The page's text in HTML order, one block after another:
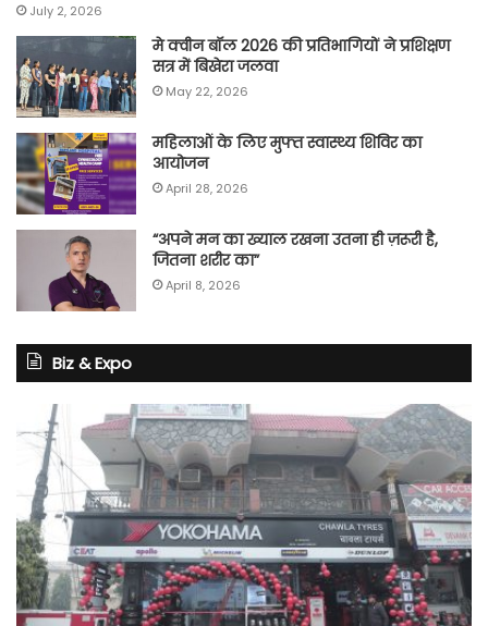
July 2, 2026
मे क्वीन बॉल 2026 की प्रतिभागियों ने प्रशिक्षण
सत्र में बिखेरा जलवा
May 22, 2026
महिलाओं के लिए मुफ्त स्वास्थ्य शिविर का
आयोजन
April 28, 2026
“अपने मन का ख्याल रखना उतना ही ज़रूरी है,
जितना शरीर का”
April 8, 2026
Biz & Expo